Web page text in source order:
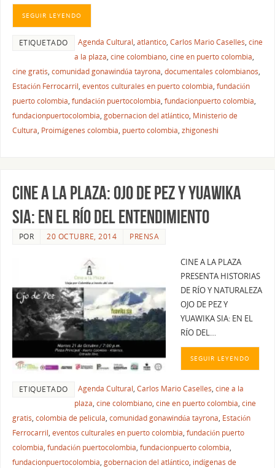
SEGUIR LEYENDO
ETIQUETADO Agenda Cultural, atlantico, Carlos Mario Caselles, cine
a la plaza, cine colombiano, cine en puerto colombia,
cine gratis, comunidad gonawindúa tayrona, documentales colombianos,
Estación Ferrocarril, eventos culturales en puerto colombia, fundación
puerto colombia, fundación puertocolombia, fundacionpuerto colombia,
fundacionpuertocolombia, gobernacion del atlántico, Ministerio de
Cultura, Proimágenes colombia, puerto colombia, zhigoneshi
CINE A LA PLAZA: OJO DE PEZ Y YUAWIKA
SIA: EN EL RÍO DEL ENTENDIMIENTO
POR 20 OCTUBRE, 2014 PRENSA
CINE A LA PLAZA
PRESENTA HISTORIAS
DE RÍO Y NATURALEZA
OJO DE PEZ Y
YUAWIKA SIA: EN EL
RÍO DEL…
SEGUIR LEYENDO
ETIQUETADO Agenda Cultural, Carlos Mario Caselles, cine a la
plaza, cine colombiano, cine en puerto colombia, cine
gratis, colombia de pelicula, comunidad gonawindúa tayrona, Estación
Ferrocarril, eventos culturales en puerto colombia, fundación puerto
colombia, fundación puertocolombia, fundacionpuerto colombia,
fundacionpuertocolombia, gobernacion del atlántico, indígenas de